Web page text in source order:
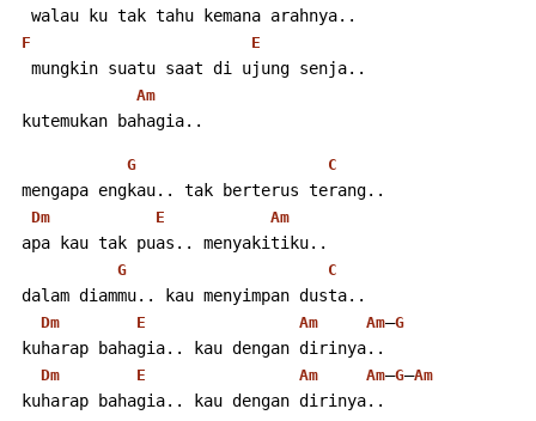
  walau ku tak tahu kemana arahnya..
F E
  mungkin suatu saat di ujung senja..
Am
kutemukan bahagia..
G C
mengapa engkau.. tak berterus terang..
Dm E Am
apa kau tak puas.. menyakitiku..
G C
dalam diammu.. kau menyimpan dusta..
Dm E Am Am–G
kuharap bahagia.. kau dengan dirinya..
Dm E Am Am–G–Am
kuharap bahagia.. kau dengan dirinya..